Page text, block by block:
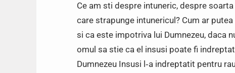
Ce am sti despre intuneric, despre
care strapunge intunericul? Cum ar
si ca este impotriva lui Dumnezeu, daca
omul sa stie ca el insusi poate fi
Dumnezeu Insusi l‑a indreptatit pentru